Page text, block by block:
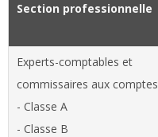
Section professionnelle
Experts-comptables et
commissaires aux comptes
- Classe A
- Classe B